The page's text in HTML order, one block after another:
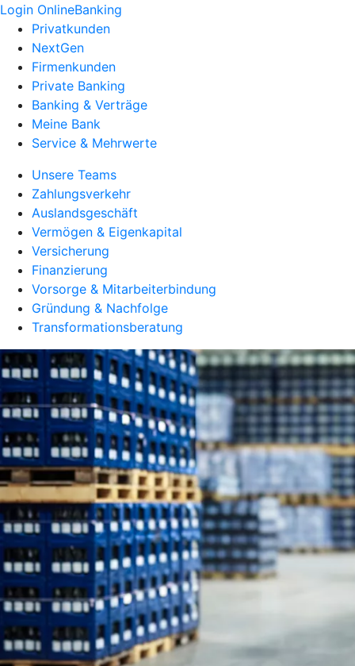
Login OnlineBanking
Privatkunden
NextGen
Firmenkunden
Private Banking
Banking & Verträge
Meine Bank
Service & Mehrwerte
Unsere Teams
Zahlungsverkehr
Auslandsgeschäft
Vermögen & Eigenkapital
Versicherung
Finanzierung
Vorsorge & Mitarbeiterbindung
Gründung & Nachfolge
Transformationsberatung